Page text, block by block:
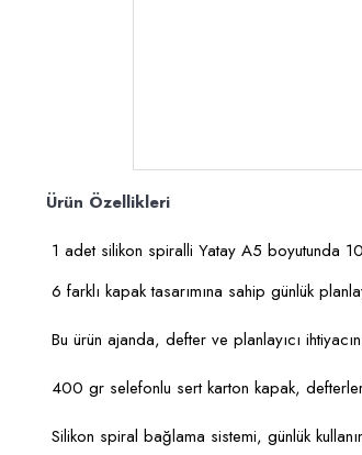
Ürün Özellikleri
1 adet silikon spiralli Yatay A5 boyutunda
6 farklı kapak tasarımına sahip günlük
Bu ürün ajanda, defter ve planlayıcı
400 gr selefonlu sert karton kapak,
Silikon spiral bağlama sistemi, günlük